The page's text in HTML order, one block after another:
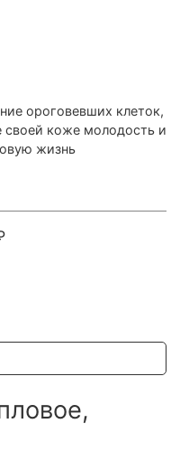
ороговевших клеток,
своей коже молодость и
жизнь